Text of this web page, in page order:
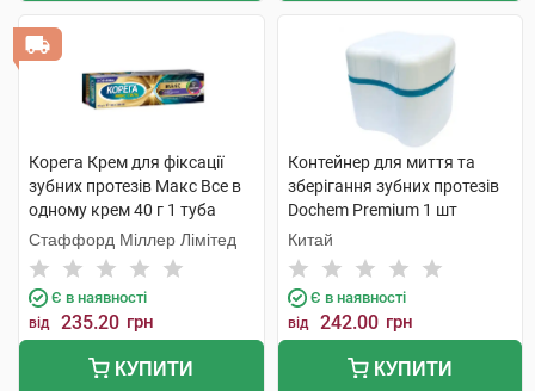
Корега Крем для фіксації
зубних протезів Макс Все в
одному крем 40 г 1 туба
Стаффорд Міллер Лімітед
Є в наявності
від 235.20 грн
КУПИТИ
Контейнер для миття та
зберігання зубних протезів
Dochem Premium 1 шт
Китай
Є в наявності
від 242.00 грн
КУПИТИ